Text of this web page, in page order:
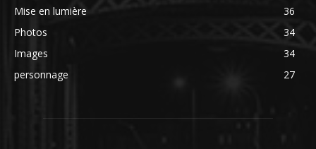
Mise en lumière
36
Photos
34
Images
34
personnage
27